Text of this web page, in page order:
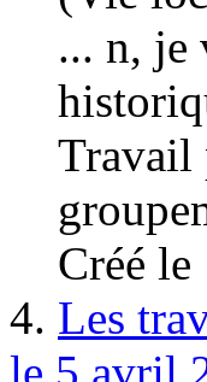
... n, je
Travail
Créé le
4. Les